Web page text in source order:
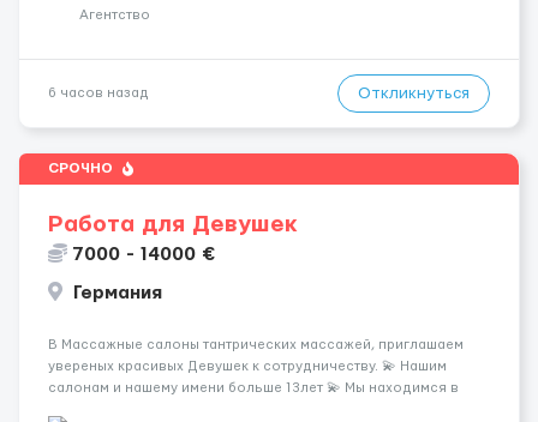
клиентов (без ...
Агентство
6 часов назад Откликнуться
СРОЧНО
Работа для Девушек
7000 - 14000 €
Германия
В Массажные салоны тантрических массажей, приглашаем
увереных красивых Девушек к сотрудничеству. 💫 Нашим
салонам и нашему имени больше 13лет 💫 Мы находимся в